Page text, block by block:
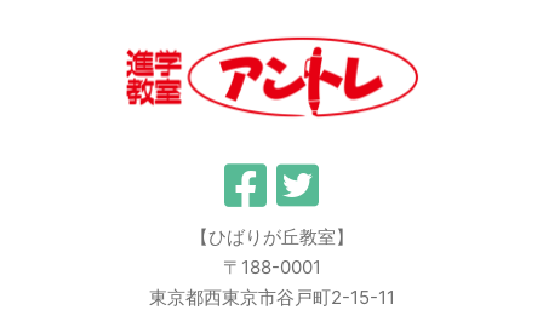
【ひばりが丘教室】
〒188-0001
東京都西東京市谷戸町2-15-11